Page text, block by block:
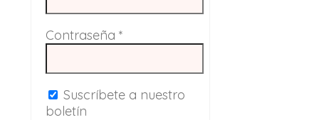
Contraseña *
Suscríbete a nuestro
boletín